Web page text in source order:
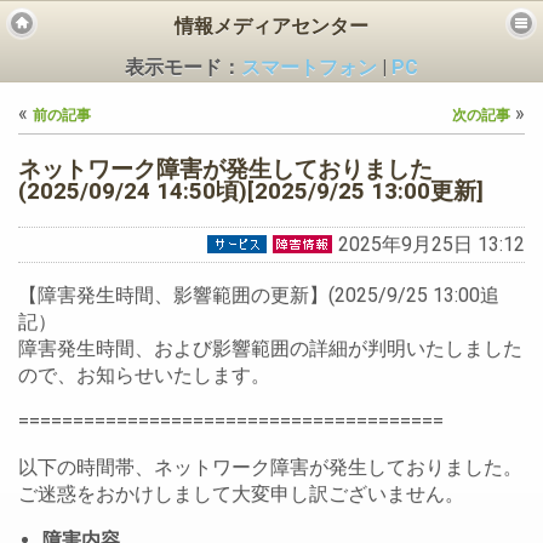
情報メディアセンター
表示モード： スマートフォン
PC
« 前の記事 次の記事 »
ネットワーク障害が発生しておりました
(2025/09/24 14:50頃)[2025/9/25 13:00更新]
2025年9月25日 13:12
【障害発生時間、影響範囲の更新】(2025/9/25 13:00追
記）
障害発生時間、および影響範囲の詳細が判明いたしました
ので、お知らせいたします。
=======================================
以下の時間帯、ネットワーク障害が発生しておりました。
ご迷惑をおかけしまして大変申し訳ございません。